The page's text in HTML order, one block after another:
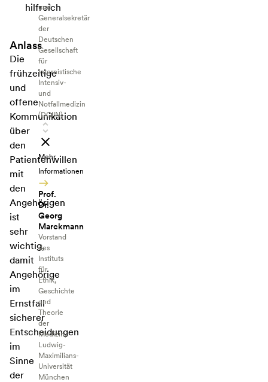
hilfreich
Anlass
Die
frühzeitige
und
offene
Kommunikation
über
den
Patientenwillen
mit
den
Angehörigen
ist
sehr
wichtig,
damit
Angehörige
im
Ernstfall
sicherer
Entscheidungen
im
Sinne
der
und
Generalsekretär
der
Deutschen
Gesellschaft
für
Internistische
Intensiv-
und
Notfallmedizin
(DGIIN)
Mehr
Informationen
Prof.
Dr.
Georg
Marckmann
Vorstand
des
Instituts
für
Ethik,
Geschichte
und
Theorie
der
Medizin,
Ludwig-
Maximilians-
Universität
München